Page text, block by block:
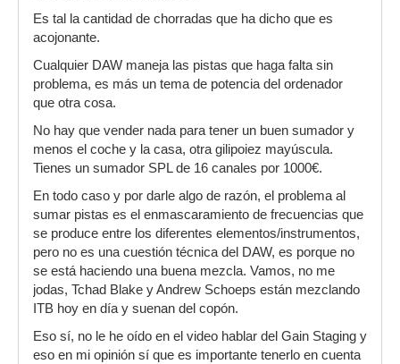
Es tal la cantidad de chorradas que ha dicho que es
acojonante.
Cualquier DAW maneja las pistas que haga falta sin
problema, es más un tema de potencia del ordenador
que otra cosa.
No hay que vender nada para tener un buen sumador y
menos el coche y la casa, otra gilipoiez mayúscula.
Tienes un sumador SPL de 16 canales por 1000€.
En todo caso y por darle algo de razón, el problema al
sumar pistas es el enmascaramiento de frecuencias que
se produce entre los diferentes elementos/instrumentos,
pero no es una cuestión técnica del DAW, es porque no
se está haciendo una buena mezcla. Vamos, no me
jodas, Tchad Blake y Andrew Schoeps están mezclando
ITB hoy en día y suenan del copón.
Eso sí, no le he oído en el video hablar del Gain Staging y
eso en mi opinión sí que es importante tenerlo en cuenta